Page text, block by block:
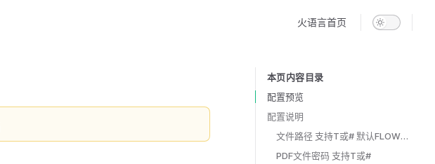
火语言首页
本页内容目录
Table of Contents for current page
配置预览
配置说明
文件路径 支持T或# 默认FLOW输入项
PDF文件密码 支持T或#